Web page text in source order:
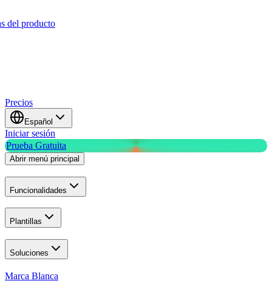
del producto
Precios
Español
Iniciar sesión
Prueba Gratuita
Abrir menú principal
Funcionalidades
Plantillas
Soluciones
Marca Blanca